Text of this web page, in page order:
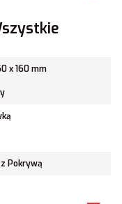
x 160 mm
Pokrywą